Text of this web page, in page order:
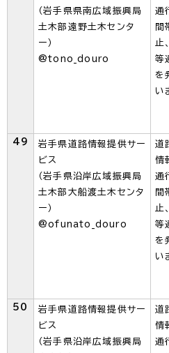
（岩手県県南広域振興局
土木部遠野土木センタ
ー）
@tono_douro
通
間
止
等
を
い
49
岩手県道路情報提供サー
ビス
（岩手県沿岸広域振興局
土木部大船渡土木センタ
ー）
@ofunato_douro
道
情
通
間
止
等
を
い
50
岩手県道路情報提供サー
ビス
（岩手県沿岸広域振興局
道
情
通